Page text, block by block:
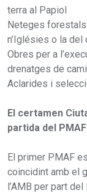
terra al Papiol
Neteges
n’Iglésies o la
Obres per a
drenatges de
Aclarides i
El certamen
partida del PMAF
El primer PMAF
coincidint amb el
l’AMB per part